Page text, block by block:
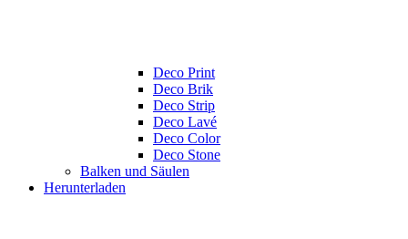
Deco Print
Deco Brik
Deco Strip
Deco Lavé
Deco Color
Deco Stone
Balken und Säulen
Herunterladen